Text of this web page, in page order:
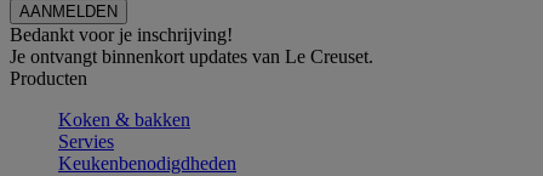
Bedankt voor je inschrijving!
Je ontvangt binnenkort updates van Le Creuset.
Producten
Koken & bakken
Servies
Keukenbenodigdheden